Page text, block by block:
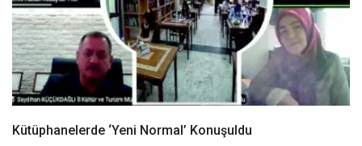
Kütüphanelerde ‘Yeni Normal’ Konuşuldu